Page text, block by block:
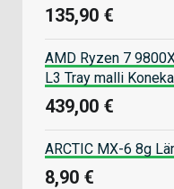
135,90 €
AMD Ryzen 7
L3 Tray malli
439,00 €
ARCTIC MX-6 8g
8,90 €